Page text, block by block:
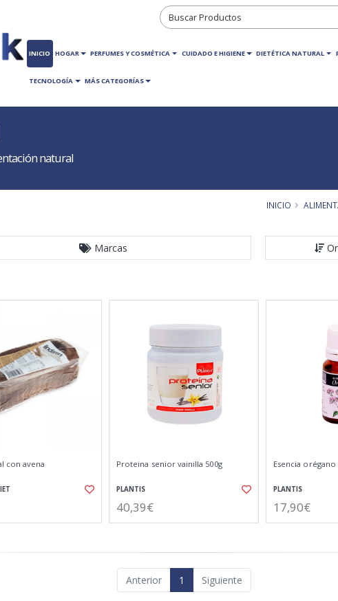
INICIO HOGAR PERFUMES Y COSMÉTICA CUIDADO E HIGIENE DIETÉTICA NATURAL
TECNOLOGÍA MÁS CATEGORÍAS
natural
INICIO
Marcas
con avena Proteina senior vainilla 500g
PLANTIS
40,39€
Esencia orégano
PLANTIS
17,90€
Anterior 1 Siguiente